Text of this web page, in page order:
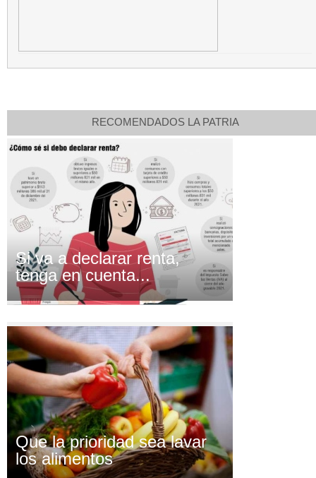
RECOMENDADOS LA PATRIA
Si va a declarar renta,
tenga en cuenta...
Que la prioridad sea lavar
los alimentos